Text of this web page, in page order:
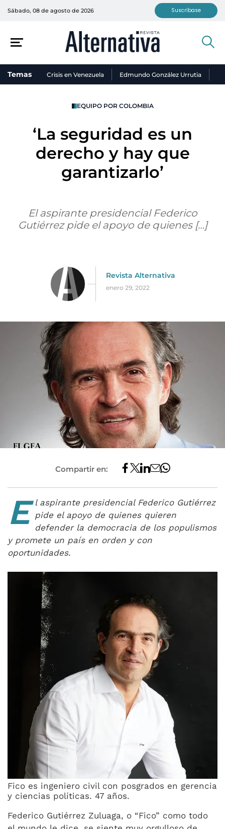
Sábado, 08 de agosto de 2026 Suscríbase
Temas Crisis en Venezuela Edmundo González Urrutia
EQUIPO POR COLOMBIA
‘La seguridad es un
derecho y hay que
garantizarlo’
El aspirante presidencial Federico
Gutiérrez pide el apoyo de quienes […]
Revista Alternativa
enero 29, 2022
Compartir en:
E l aspirante presidencial Federico Gutiérrez
pide el apoyo de quienes quieren
defender la democracia de los populismos
y promete un país en orden y con
oportunidades.
Fico es ingeniero civil con posgrados en gerencia
y ciencias políticas. 47 años.
Federico Gutiérrez Zuluaga, o “Fico” como todo